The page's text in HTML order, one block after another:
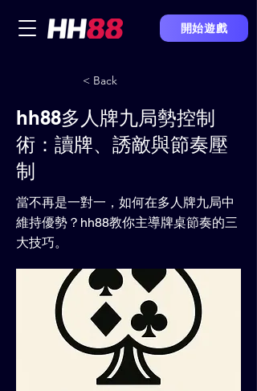
開始遊戲
< Back
hh88多人牌九局勢控制
術：讀牌、誘敵與節奏壓
制
當不再是一對一，如何在多人牌九局中
維持優勢？hh88教你主導牌桌節奏的三
大技巧。